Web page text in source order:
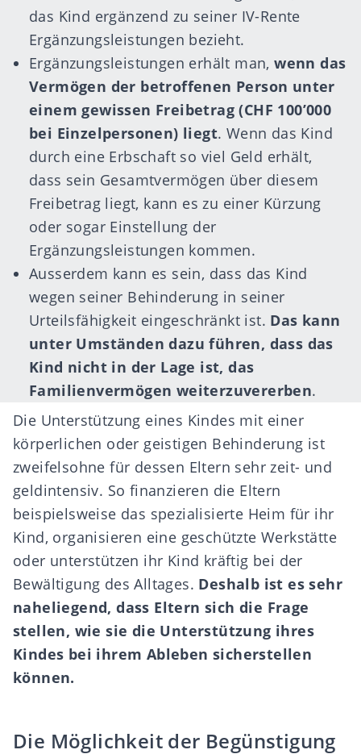
das Kind ergänzend zu seiner IV-Rente
Ergänzungsleistungen bezieht.
Ergänzungsleistungen erhält man,wenn das
Vermögen der betroffenen Person unter
einem gewissen Freibetrag (CHF 100’000
bei Einzelpersonen) liegt. Wenn das Kind
durch eine Erbschaft so viel Geld erhält,
dass sein Gesamtvermögen über diesem
Freibetrag liegt, kann es zu einer Kürzung
oder sogar Einstellung der
Ergänzungsleistungen kommen.
Ausserdem kann es sein, dass das Kind
wegen seiner Behinderung in seiner
Urteilsfähigkeit eingeschränkt ist. Das kann
unter Umständen dazu führen, dass das
Kind nicht in der Lage ist, das
Familienvermögen weiterzuvererben.
Die Unterstützung eines Kindes mit einer
körperlichen oder geistigen Behinderung ist
zweifelsohne für dessen Eltern sehr zeit- und
geldintensiv. So finanzieren die Eltern
beispielsweise das spezialisierte Heim für ihr
Kind, organisieren eine geschützte Werkstätte
oder unterstützen ihr Kind kräftig bei der
Bewältigung des Alltages. Deshalb ist es sehr
naheliegend, dass Eltern sich die Frage
stellen, wie sie die Unterstützung ihres
Kindes bei ihrem Ableben sicherstellen
können.
Die Möglichkeit der Begünstigung